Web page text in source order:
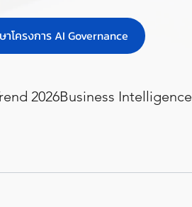
โครงการ AI Governance
2026Business Intelligence